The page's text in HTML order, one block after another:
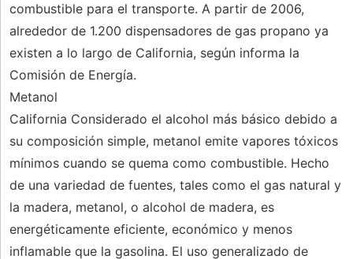
combustible para el transporte. A partir de 2006,
alrededor de 1.200 dispensadores de gas propano ya
existen a lo largo de California, según informa la
Comisión de Energía.
Metanol
California Considerado el alcohol más básico debido a
su composición simple, metanol emite vapores tóxicos
mínimos cuando se quema como combustible. Hecho
de una variedad de fuentes, tales como el gas natural y
la madera, metanol, o alcohol de madera, es
energéticamente eficiente, económico y menos
inflamable que la gasolina. El uso generalizado de